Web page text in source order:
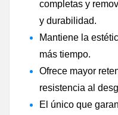
completas y
y durabilidad.
Mantiene la
más tiempo.
Ofrece mayor
resistencia al
El único que